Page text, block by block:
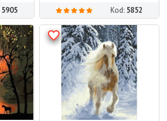
5905 Kod: 5852